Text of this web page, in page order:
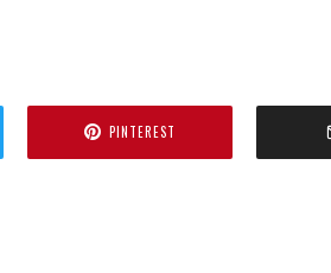
PINTEREST